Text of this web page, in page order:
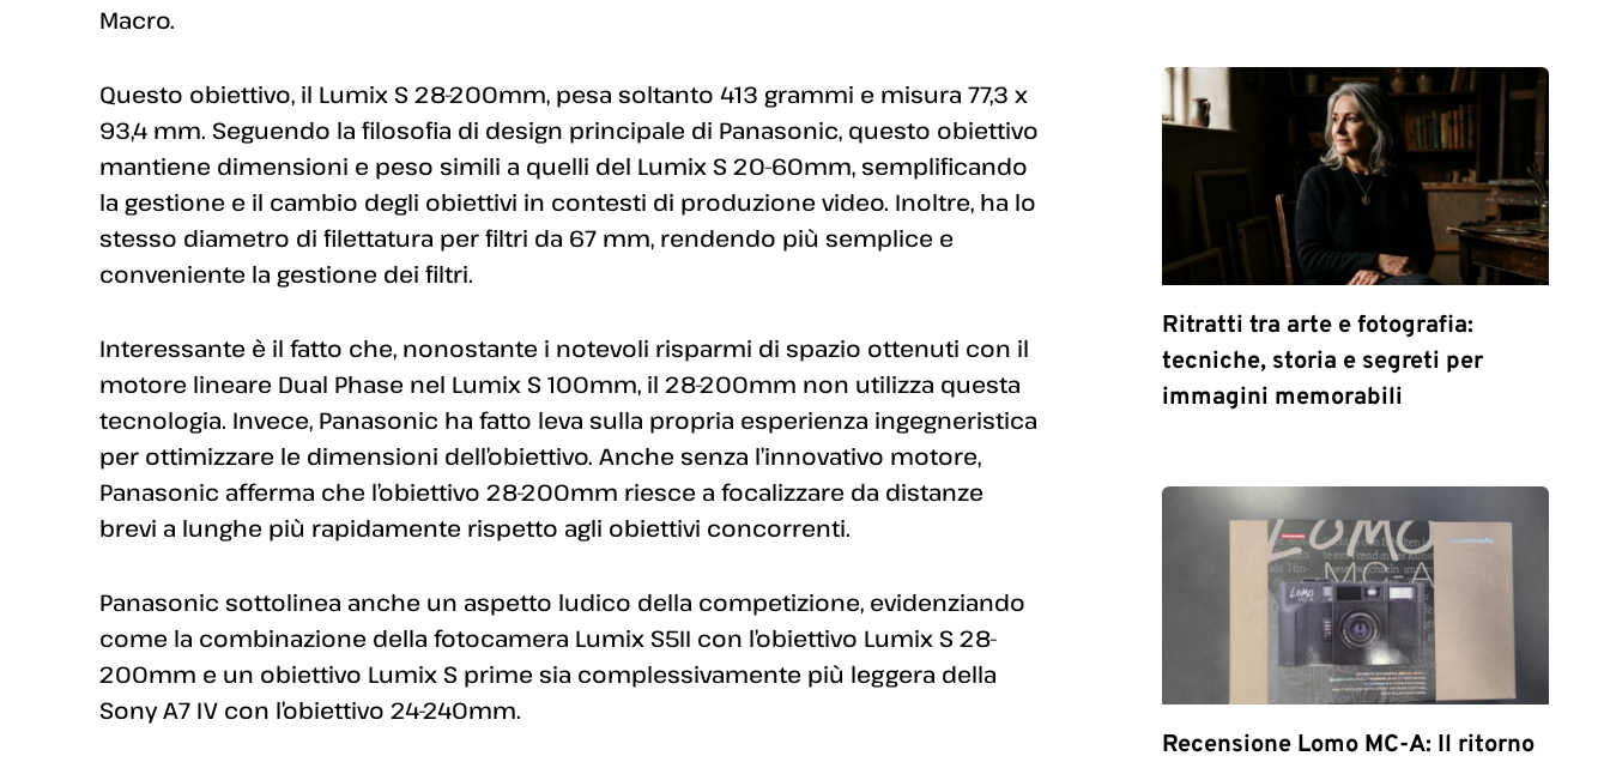
Macro.
Questo obiettivo, il Lumix S 28-200mm, pesa soltanto 413 grammi e misura 77,3 x
93,4 mm. Seguendo la filosofia di design principale di Panasonic, questo obiettivo
mantiene dimensioni e peso simili a quelli del Lumix S 20-60mm, semplificando
la gestione e il cambio degli obiettivi in contesti di produzione video. Inoltre, ha lo
stesso diametro di filettatura per filtri da 67 mm, rendendo più semplice e
conveniente la gestione dei filtri.
Interessante è il fatto che, nonostante i notevoli risparmi di spazio ottenuti con il
motore lineare Dual Phase nel Lumix S 100mm, il 28-200mm non utilizza questa
tecnologia. Invece, Panasonic ha fatto leva sulla propria esperienza ingegneristica
per ottimizzare le dimensioni dell’obiettivo. Anche senza l’innovativo motore,
Panasonic afferma che l’obiettivo 28-200mm riesce a focalizzare da distanze
brevi a lunghe più rapidamente rispetto agli obiettivi concorrenti.
Panasonic sottolinea anche un aspetto ludico della competizione, evidenziando
come la combinazione della fotocamera Lumix S5II con l’obiettivo Lumix S 28-
200mm e un obiettivo Lumix S prime sia complessivamente più leggera della
Sony A7 IV con l’obiettivo 24-240mm.
Ritratti tra arte e fotografia:
tecniche, storia e segreti per
immagini memorabili
Recensione Lomo MC-A: Il ritorno